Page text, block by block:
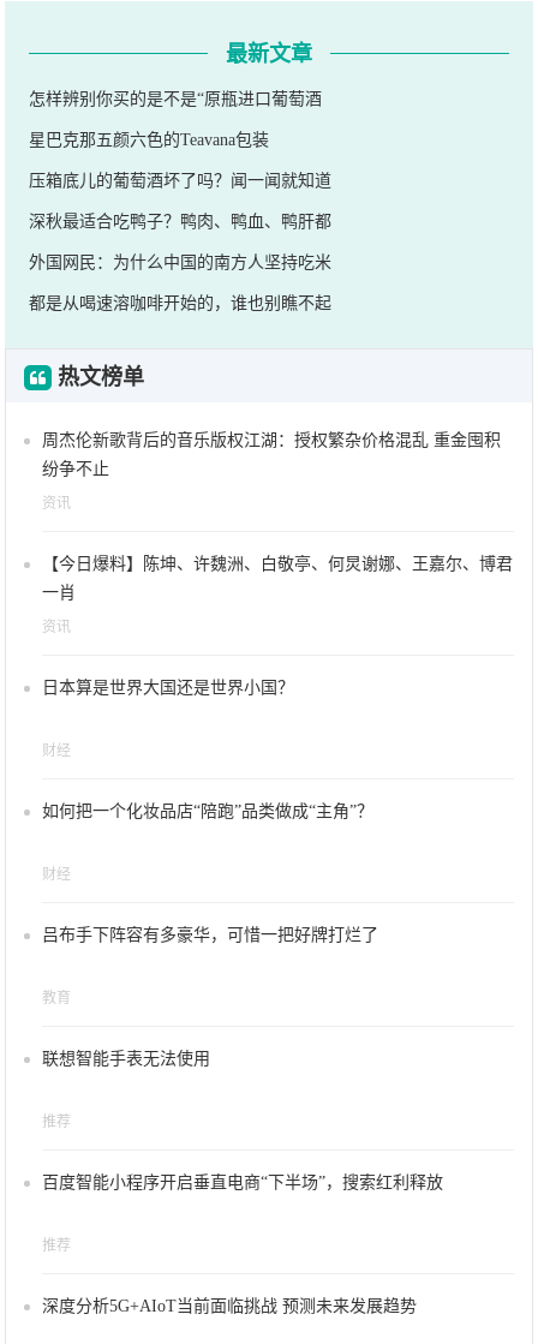
最新文章
怎样辨别你买的是不是“原瓶进口葡萄酒
星巴克那五颜六色的Teavana包装
压箱底儿的葡萄酒坏了吗？闻一闻就知道
深秋最适合吃鸭子？鸭肉、鸭血、鸭肝都
外国网民：为什么中国的南方人坚持吃米
都是从喝速溶咖啡开始的，谁也别瞧不起
热文榜单
周杰伦新歌背后的音乐版权江湖：授权繁杂价格混乱 重金囤积
纷争不止
资讯
【今日爆料】陈坤、许魏洲、白敬亭、何炅谢娜、王嘉尔、博君
一肖
资讯
日本算是世界大国还是世界小国？
财经
如何把一个化妆品店“陪跑”品类做成“主角”？
财经
吕布手下阵容有多豪华，可惜一把好牌打烂了
教育
联想智能手表无法使用
推荐
百度智能小程序开启垂直电商“下半场”，搜索红利释放
推荐
深度分析5G+AIoT当前面临挑战 预测未来发展趋势